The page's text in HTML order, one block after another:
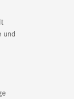
und